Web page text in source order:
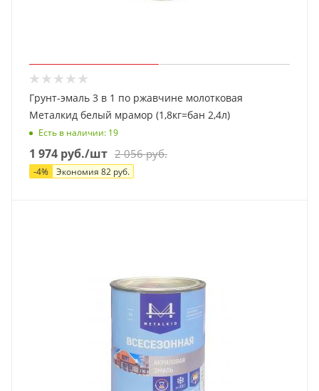
Грунт-эмаль 3 в 1 по ржавчине молотковая
Металкид белый мрамор (1,8кг=бан 2,4л)
Есть в наличии: 19
1 974 руб./шт 2 056руб.
-4% Экономия 82 руб.